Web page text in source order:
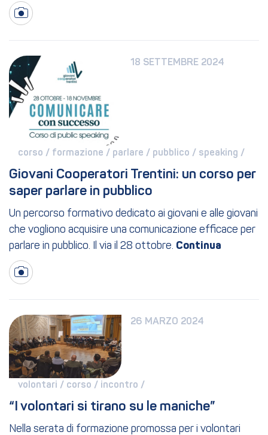
18 SETTEMBRE 2024
corso / formazione / parlare / pubblico / speaking /
Giovani Cooperatori Trentini: un corso per
saper parlare in pubblico
Un percorso formativo dedicato ai giovani e alle giovani
che vogliono acquisire una comunicazione efficace per
parlare in pubblico. Il via il 28 ottobre.
26 MARZO 2024
volontari / corso / incontro /
“I volontari si tirano su le maniche”
Nella serata di formazione promossa per i volontari